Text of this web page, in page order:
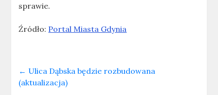
sprawie.
Źródło: Portal Miasta Gdynia
← Ulica Dąbska będzie rozbudowana
(aktualizacja)